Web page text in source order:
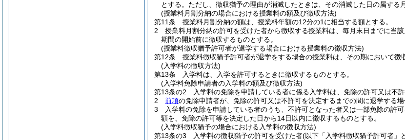
とする。 ただし、徴収猶予の理由が消滅したときは、その消滅した日の属する
(授業料月割分納の場合における授業料の額及び徴収方法)
第11条
授業料月割分納の額は、授業料年額の12分の1に相当する額とする。
2
授業料月割分納の許可を受けた者から徴収する授業料は、毎月末日までに当該
期間の開始前に徴収するものとする。
(授業料徴収猶予許可者が退学する場合における授業料の徴収方法)
第12条
授業料徴収猶予許可者が退学をする場合の授業料は、その期において
(入学料の徴収方法)
第13条
入学料は、入学を許可するときに徴収するものとする。
(入学料免除申請者の入学料の額及び徴収方法)
第13条の2
入学料の免除を申請している者に係る入学料は、免除の許可又は不
2
前項の免除申請者が、免除の許可又は不許可を決定するまでの間に退学する
3
入学料の免除を申請している者のうち、不許可となった者又は一部免除の許
額を、免除の許可等を決定した日から14日以内に徴収するものとする。
(入学料徴収猶予の場合における入学料の徴収方法)
第13条の3
入学料の徴収猶予の許可を受けた者(以下「入学料徴収猶予許可者」